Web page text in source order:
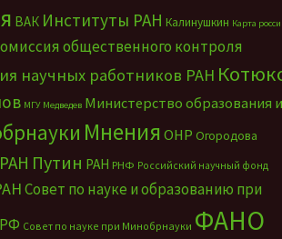
ВАК Институты РАН Калинушкин Карта
общественного контроля
научных работников РАН
МГУ Медведев Министерство образования и
Мнения ОНР Огородова
Путин РАН РНФ Российский научный фонд
Совет по науке и образованию при
Совет по науке при Минобрнауки ФАНО